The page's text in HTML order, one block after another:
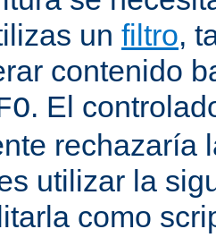
un filtro,
contenido
. El
rechazaría
utilizar la
como